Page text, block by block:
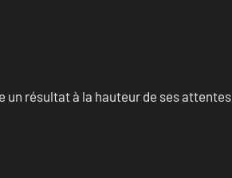
résultat à la hauteur de ses attentes